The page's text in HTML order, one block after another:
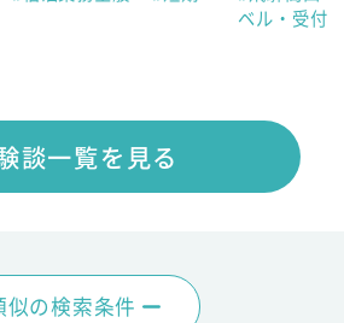
ベル・受付
談一覧を見る
似の検索条件